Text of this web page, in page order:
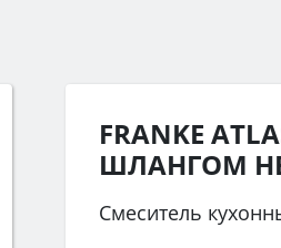
FRANKE
ШЛАНГОМ
Смеситель